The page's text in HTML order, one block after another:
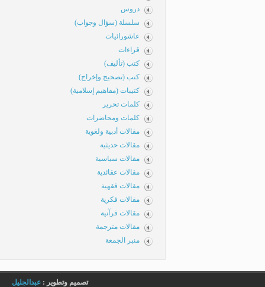
دروس
سلسلة (سؤال وجواب)
عاشورائيات
قراءات
كتب (تأليف)
كتب (تصحيح وإخراج)
كتيبات (مفاهيم إسلامية)
كلمات تحرير
كلمات ومحاضرات
مقالات أدبية ولغوية
مقالات حديثية
مقالات سياسية
مقالات عقائدية
مقالات فقهية
مقالات فكرية
مقالات قرآنية
مقالات مترجمة
منبر الجمعة
تصميم وتطوير : عبدالجليل